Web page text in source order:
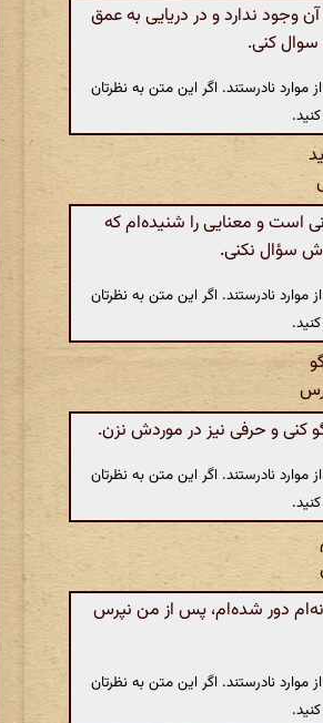
ندارد و در دریایی به عمق
سوال کنی.
نادرستند. اگر این متن به نظرتان
کنید.
و معنایی را شنیده‌ام که
سؤال نکنی.
نادرستند. اگر این متن به نظرتان
کنید.
کنی و حرفی نیز در موردش نزن.
نادرستند. اگر این متن به نظرتان
کنید.
دور شده‌ام، پس از من نپرس
نادرستند. اگر این متن به نظرتان
کنید.